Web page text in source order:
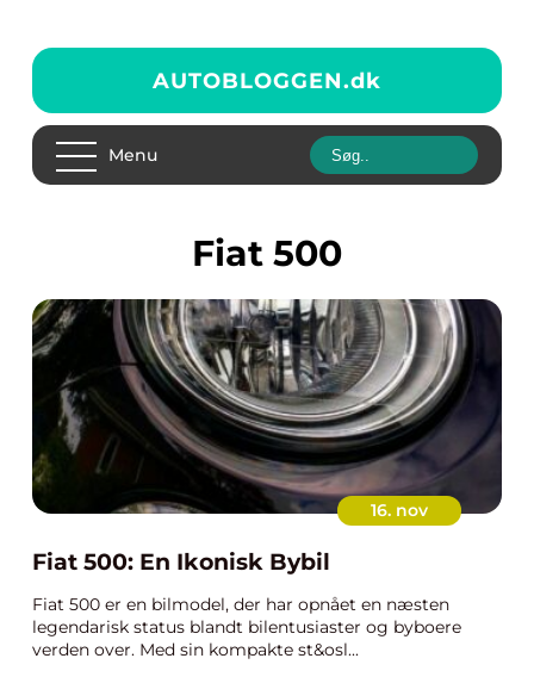
AUTOBLOGGEN.dk
Menu
Fiat 500
16. nov
Fiat 500: En Ikonisk Bybil
Fiat 500 er en bilmodel, der har opnået en næsten
legendarisk status blandt bilentusiaster og byboere
verden over. Med sin kompakte st&osl...